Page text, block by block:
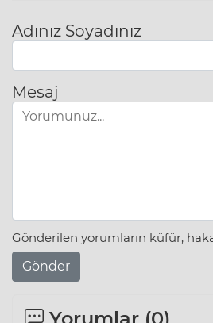
Adınız Soyadınız
Mesaj
Gönderilen yorumların küfür,
Gönder